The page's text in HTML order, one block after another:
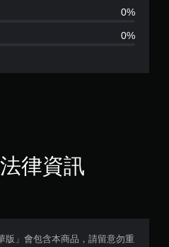
5
星
星
0%
0%
律資訊
」會包含本商品，請留意勿重